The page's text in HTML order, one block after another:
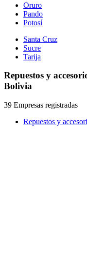
Oruro
Pando
Potosí
Santa Cruz
Sucre
Tarija
Repuestos y
Bolivia
39 Empresas registradas
Repuestos y